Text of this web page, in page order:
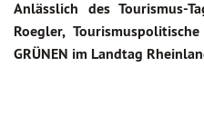
Anlässlich des Tourismus-
Roegler,
GRÜNEN im Landtag